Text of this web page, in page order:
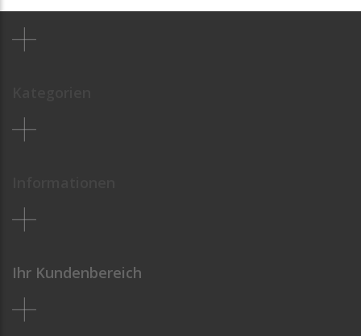
Ihr Kundenbereich